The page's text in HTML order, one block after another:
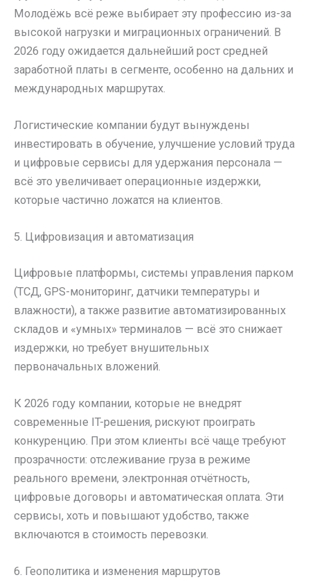
Молодёжь всё реже выбирает эту профессию из-за
высокой нагрузки и миграционных ограничений. В
2026 году ожидается дальнейший рост средней
заработной платы в сегменте, особенно на дальних и
международных маршрутах.
Логистические компании будут вынуждены
инвестировать в обучение, улучшение условий труда
и цифровые сервисы для удержания персонала —
всё это увеличивает операционные издержки,
которые частично ложатся на клиентов.
5. Цифровизация и автоматизация
Цифровые платформы, системы управления парком
(ТСД, GPS-мониторинг, датчики температуры и
влажности), а также развитие автоматизированных
складов и «умных» терминалов — всё это снижает
издержки, но требует внушительных
первоначальных вложений.
К 2026 году компании, которые не внедрят
современные IT-решения, рискуют проиграть
конкуренцию. При этом клиенты всё чаще требуют
прозрачности: отслеживание груза в режиме
реального времени, электронная отчётность,
цифровые договоры и автоматическая оплата. Эти
сервисы, хоть и повышают удобство, также
включаются в стоимость перевозки.
6. Геополитика и изменения маршрутов